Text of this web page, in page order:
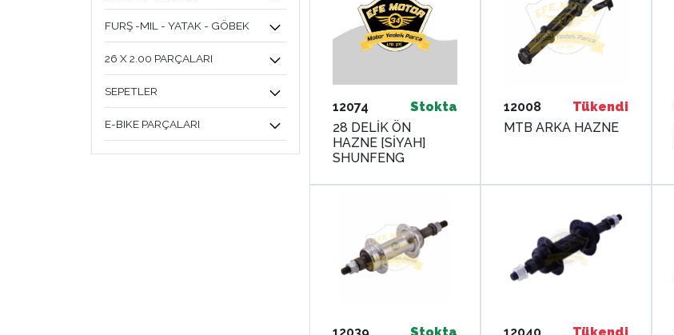
FURŞ -MIL - YATAK - GÖBEK
26 X 2.00 PARÇALARI
SEPETLER
E-BIKE PARÇALARI
12074
Stokta
28 DELİK ÖN
HAZNE [SİYAH]
SHUNFENG
12008
Tükendi
MTB ARKA HAZNE